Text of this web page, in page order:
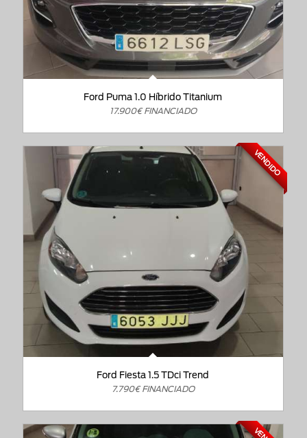
Ford Puma 1.0 Híbrido Titanium
17.900€ FINANCIADO
Ford Fiesta 1.5 TDci Trend
7.790€ FINANCIADO
VENDIDO